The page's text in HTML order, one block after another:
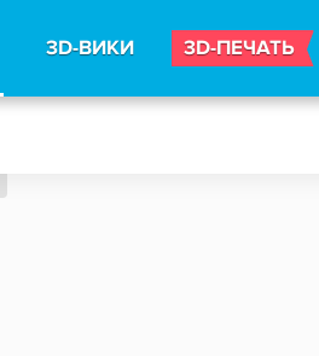
3D-ВИКИ 3D-ПЕЧАТЬ